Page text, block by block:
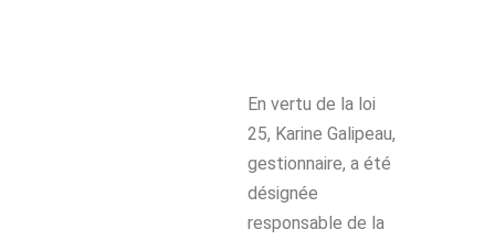
En vertu de la loi
25, Karine Galipeau,
gestionnaire, a été
désignée
responsable de la